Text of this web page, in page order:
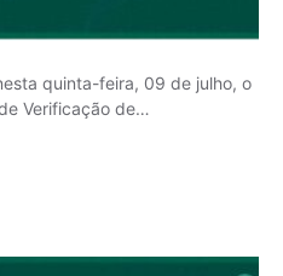
quinta-feira, 09 de julho, o
Verificação de…